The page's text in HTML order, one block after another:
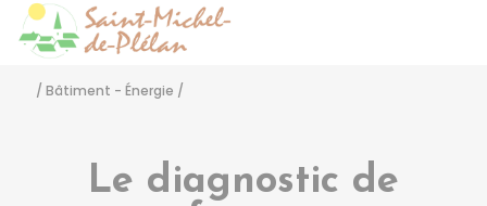
/ Bâtiment - Énergie /
Le diagnostic de